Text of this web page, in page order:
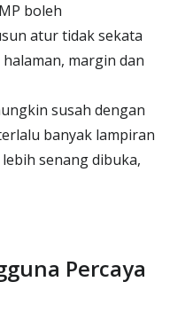
boleh
atur tidak sekata
halaman, margin dan
susah dengan
banyak lampiran
lebih senang dibuka,
Percaya